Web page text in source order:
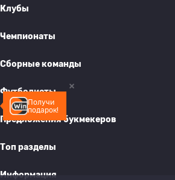
Получи
подарок!
Клубы
Чемпионаты
Сборные команды
Футболисты
Предложения букмекеров
Топ разделы
Информация